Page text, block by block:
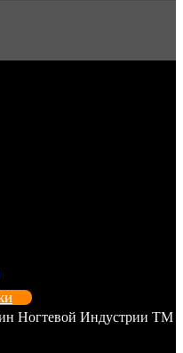
Ногтевой Индустрии ТМ